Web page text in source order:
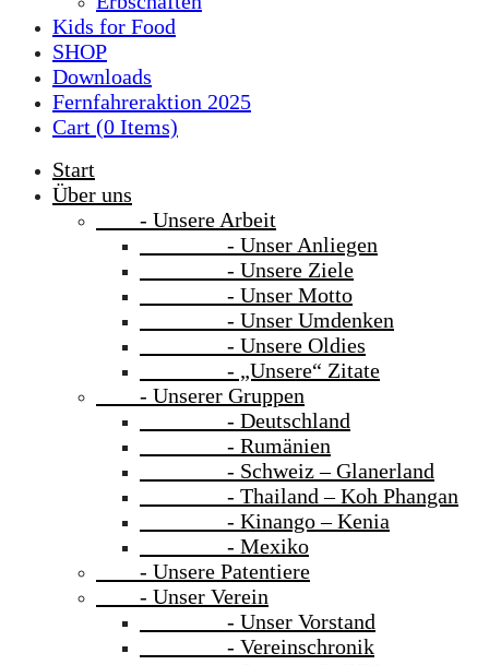
Kids for Food
SHOP
Downloads
Fernfahreraktion 2025
Cart (0 Items)
Start
Über uns
- Unsere Arbeit
- Unser Anliegen
- Unsere Ziele
- Unser Motto
- Unser Umdenken
- Unsere Oldies
- „Unsere“ Zitate
- Unserer Gruppen
- Deutschland
- Rumänien
- Schweiz – Glanerland
- Thailand – Koh Phangan
- Kinango – Kenia
- Mexiko
- Unsere Patentiere
- Unser Verein
- Unser Vorstand
- Vereinschronik